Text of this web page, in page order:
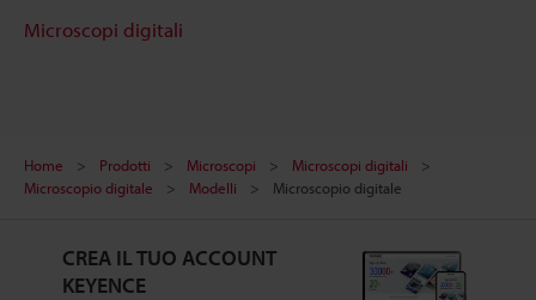
Microscopi digitali
Home Prodotti Microscopi
Microscopi digitali
Microscopio digitale
Modelli Microscopio digitale
CREA IL TUO ACCOUNT
KEYENCE